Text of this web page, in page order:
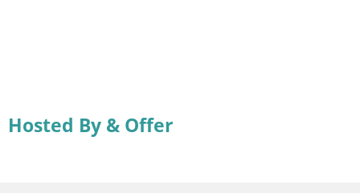
Hosted By & Offer